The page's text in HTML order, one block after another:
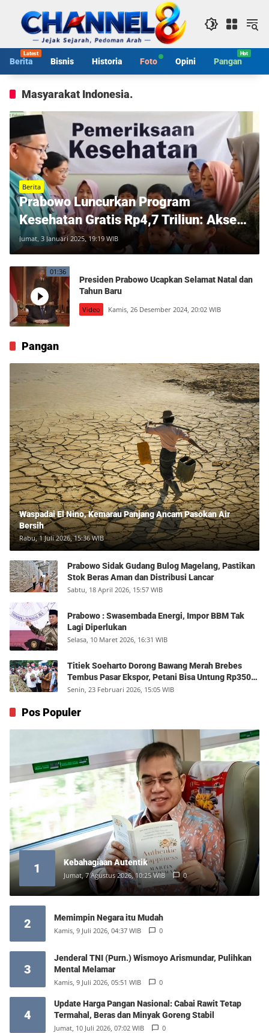
konten
Berita Bisnis Historia Foto Opini Pangan
Masyarakat Indonesia.
Berita
Prabowo Luncurkan Program
Kesehatan Gratis Rp4,7 Triliun: Akses
Kesehatan untuk 60 Juta Warga!
Jumat, 3 Januari 2025, 19:19 WIB
01:36
Presiden Prabowo Ucapkan Selamat Natal dan
Tahun Baru
Video Kamis, 26 Desember 2024, 20:02 WIB
Pangan
Waspadai El Nino, Kemarau Panjang Ancam Pasokan Air
Bersih
Rabu, 1 Juli 2026, 15:36 WIB
Prabowo Sidak Gudang Bulog Magelang, Pastikan
Stok Beras Aman dan Distribusi Lancar
Sabtu, 18 April 2026, 15:57 WIB
Prabowo : Swasembada Energi, Impor BBM Tak
Lagi Diperlukan
Selasa, 10 Maret 2026, 16:31 WIB
Titiek Soeharto Dorong Bawang Merah Brebes
Tembus Pasar Ekspor, Petani Bisa Untung Rp350
Juta per Hektare
Senin, 23 Februari 2026, 15:05 WIB
Pos Populer
1 Kebahagiaan Autentik
Jumat, 7 Agustus 2026, 10:25 WIB 0
2 Memimpin Negara itu Mudah
Kamis, 9 Juli 2026, 04:37 WIB 0
3
Jenderal TNI (Purn.) Wismoyo Arismundar, Pulihkan
Mental Melamar
Kamis, 9 Juli 2026, 05:51 WIB 0
4
Update Harga Pangan Nasional: Cabai Rawit Tetap
Termahal, Beras dan Minyak Goreng Stabil
Jumat, 10 Juli 2026, 07:02 WIB 0